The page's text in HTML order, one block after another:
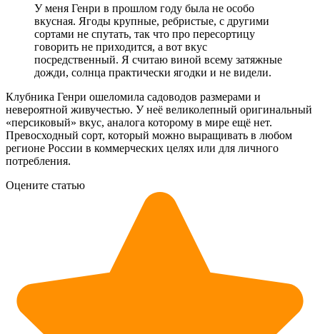
У меня Генри в прошлом году была не особо
вкусная. Ягоды крупные, ребристые, с другими
сортами не спутать, так что про пересортицу
говорить не приходится, а вот вкус
посредственный. Я считаю виной всему затяжные
дожди, солнца практически ягодки и не видели.
Клубника Генри ошеломила садоводов размерами и
невероятной живучестью. У неё великолепный оригинальный
«персиковый» вкус, аналога которому в мире ещё нет.
Превосходный сорт, который можно выращивать в любом
регионе России в коммерческих целях или для личного
потребления.
Оцените статью